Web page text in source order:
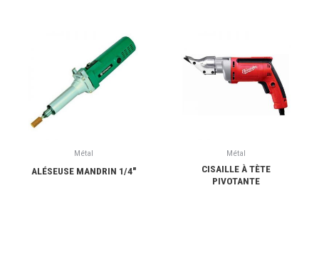
Métal
ALÉSEUSE MANDRIN 1/4″
Métal
CISAILLE À TÈTE
PIVOTANTE